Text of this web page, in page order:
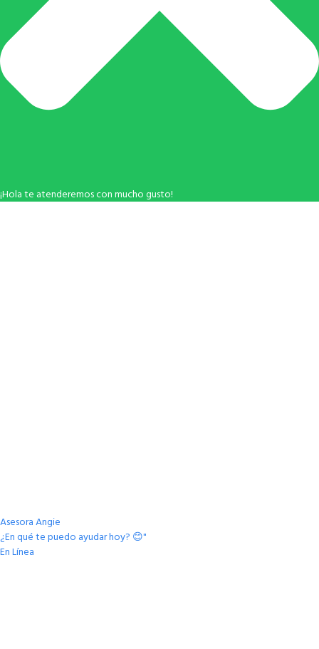
¡Hola te atenderemos con mucho gusto!
Asesora Angie
¿En qué te puedo ayudar hoy? 😊"
En Línea